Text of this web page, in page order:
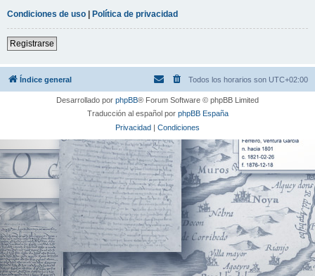
Condiciones de uso | Política de privacidad
Registrarse
Índice general Todos los horarios son UTC+02:00
Desarrollado por phpBB® Forum Software © phpBB Limited
Traducción al español por phpBB España
Privacidad | Condiciones